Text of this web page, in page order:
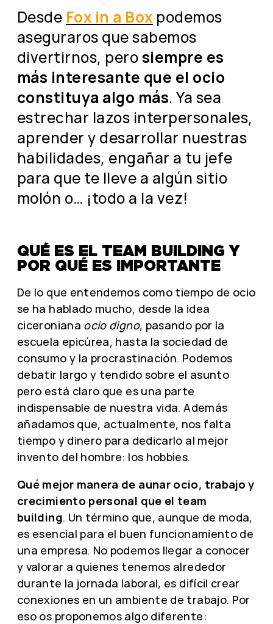
Desde Fox in a Box podemos
aseguraros que sabemos
divertirnos, perosiempre es
más interesante que el ocio
constituya algo más. Ya sea
estrechar lazos interpersonales,
aprender y desarrollar nuestras
habilidades, engañar a tu jefe
para que te lleve a algún sitio
molón o… ¡todo a la vez!
QUÉ ES EL TEAM BUILDING Y
POR QUÉ ES IMPORTANTE
De lo que entendemos como tiempo de ocio
se ha hablado mucho, desde la idea
ciceroniana ocio digno, pasando por la
escuela epicúrea, hasta la sociedad de
consumo y la procrastinación. Podemos
debatir largo y tendido sobre el asunto
pero está claro que es una parte
indispensable de nuestra vida. Además
añadamos que, actualmente, nos falta
tiempo y dinero para dedicarlo al mejor
invento del hombre: los hobbies.
Qué mejor manera de aunar ocio, trabajo y
crecimiento personal que el team
building. Un término que, aunque de moda,
es esencial para el buen funcionamiento de
una empresa. No podemos llegar a conocer
y valorar a quienes tenemos alrededor
durante la jornada laboral, es difícil crear
conexiones en un ambiente de trabajo. Por
eso os proponemos algo diferente: